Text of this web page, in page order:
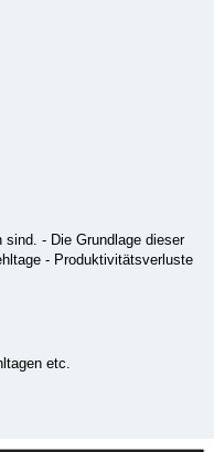
- Die Grundlage dieser
- Produktivitätsverluste
etc.